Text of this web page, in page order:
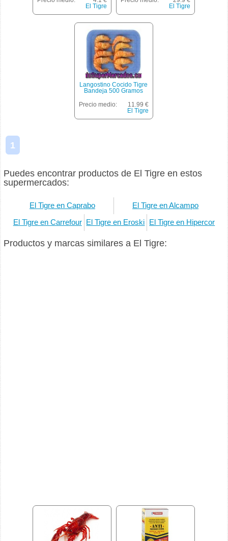
El Tigre
El Tigre
Langostino Cocido Tigre
Bandeja 500 Gramos
Precio medio:
11.99 €
El Tigre
1
Puedes encontrar productos de El Tigre en estos
supermercados:
El Tigre en Caprabo El Tigre en Alcampo
El Tigre en Carrefour El Tigre en Eroski El Tigre en Hipercor
Productos y marcas similares a El Tigre: